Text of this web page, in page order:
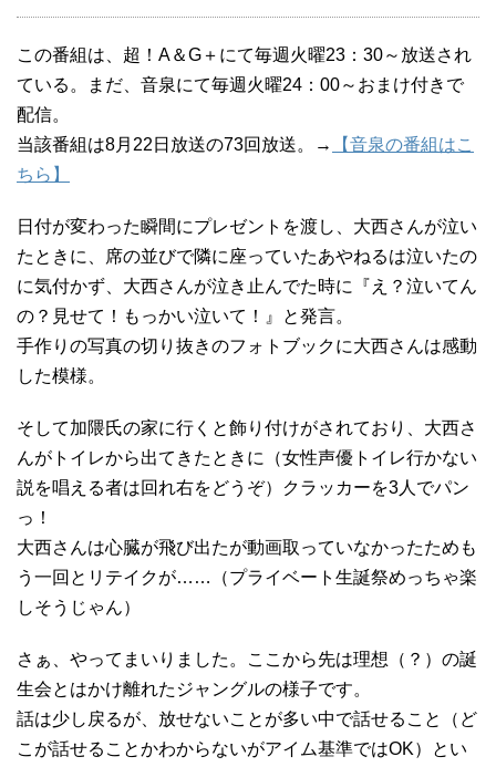
この番組は、超！A＆G＋にて毎週火曜23：30～放送され
ている。まだ、音泉にて毎週火曜24：00～おまけ付きで
配信。
当該番組は8月22日放送の73回放送。→
【音泉の番組はこ
ちら】
日付が変わった瞬間にプレゼントを渡し、大西さんが泣い
たときに、席の並びで隣に座っていたあやねるは泣いたの
に気付かず、大西さんが泣き止んでた時に『え？泣いてん
の？見せて！もっかい泣いて！』と発言。
手作りの写真の切り抜きのフォトブックに大西さんは感動
した模様。
そして加隈氏の家に行くと飾り付けがされており、大西さ
んがトイレから出てきたときに（女性声優トイレ行かない
説を唱える者は回れ右をどうぞ）クラッカーを3人でパン
っ！
大西さんは心臓が飛び出たが動画取っていなかったためも
う一回とリテイクが……（プライベート生誕祭めっちゃ楽
しそうじゃん）
さぁ、やってまいりました。ここから先は理想（？）の誕
生会とはかけ離れたジャングルの様子です。
話は少し戻るが、放せないことが多い中で話せること（ど
こが話せることかわからないがアイム基準ではOK）とい